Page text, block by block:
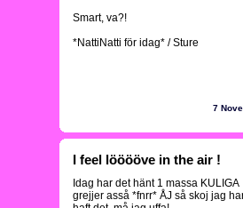
Smart, va?!
*NattiNatti för idag* / Sture
7
I feel lööööve in the air !
Idag har det hänt 1 massa KULIGA
grejjer asså *fnrr* ÅJ så skoj jag